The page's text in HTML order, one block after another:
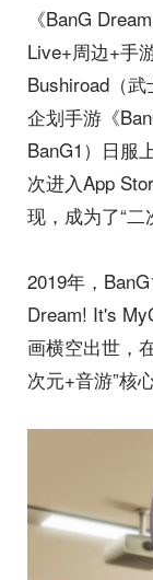
《BanG
Live+周边+手
Bushiroad（武
企划手游《
BanG1）日服
次进入App
现，成为了“二
2019年，
Dream! It's
画横空出世，
次元+音游”核